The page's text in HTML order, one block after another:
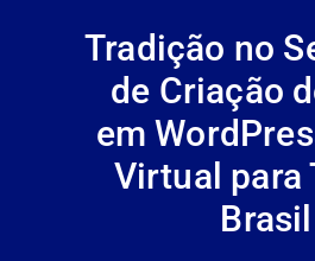
Tradição no
de Criação
em
Virtual para
Brasil